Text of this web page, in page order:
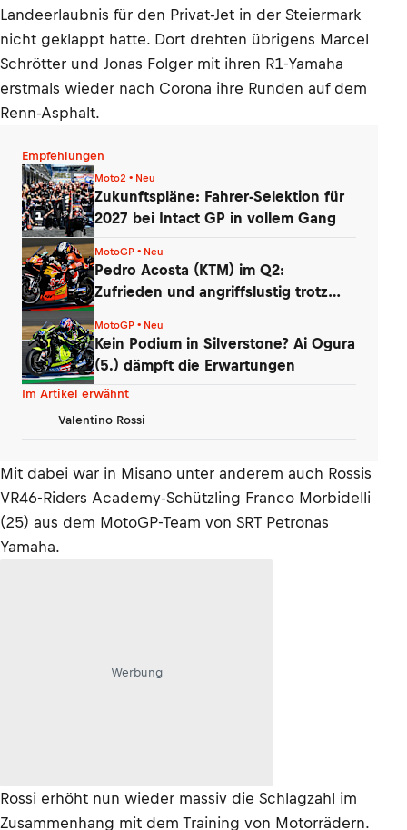
Landeerlaubnis für den Privat-Jet in der Steiermark
nicht geklappt hatte. Dort drehten übrigens Marcel
Schrötter und Jonas Folger mit ihren R1-Yamaha
erstmals wieder nach Corona ihre Runden auf dem
Renn-Asphalt.
Empfehlungen
Moto2 • Neu
Zukunftspläne: Fahrer-Selektion für
2027 bei Intact GP in vollem Gang
MotoGP • Neu
Pedro Acosta (KTM) im Q2:
Zufrieden und angriffslustig trotz
MotoGP • Neu
Kein Podium in Silverstone? Ai Ogura
(5.) dämpft die Erwartungen
Im Artikel erwähnt
Valentino Rossi
Mit dabei war in Misano unter anderem auch Rossis
VR46-Riders Academy-Schützling Franco Morbidelli
(25) aus dem MotoGP-Team von SRT Petronas
Yamaha.
Werbung
Rossi erhöht nun wieder massiv die Schlagzahl im
Zusammenhang mit dem Training von Motorrädern.